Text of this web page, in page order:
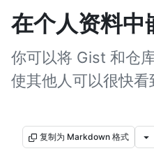
在个人资料中
你可以将 Gist 和仓
使其他人可以很快看
复制为 Markdown 格式